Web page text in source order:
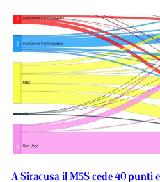
A Siracusa il M5S cede 40 punti